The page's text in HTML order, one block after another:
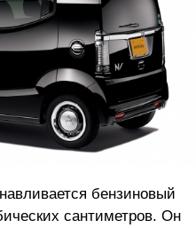
бензиновый
сантиметров. Он